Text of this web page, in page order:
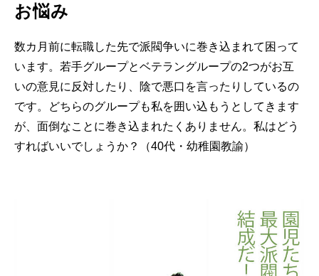
お悩み
数カ月前に転職した先で派閥争いに巻き込まれて困って
います。若手グループとベテラングループの2つがお互
いの意見に反対したり、陰で悪口を言ったりしているの
です。どちらのグループも私を囲い込もうとしてきます
が、面倒なことに巻き込まれたくありません。私はどう
すればいいでしょうか？（40代・幼稚園教諭）